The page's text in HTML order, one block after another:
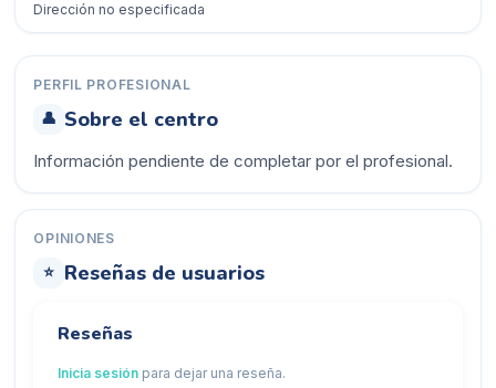
Dirección no especificada
PERFIL PROFESIONAL
👤 Sobre el centro
Información pendiente de completar por el profesional.
OPINIONES
⭐ Reseñas de usuarios
Reseñas
Inicia sesión para dejar una reseña.